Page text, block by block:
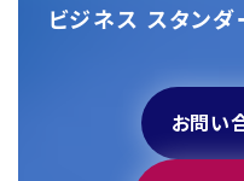
ビジネス スタンダ
お問い